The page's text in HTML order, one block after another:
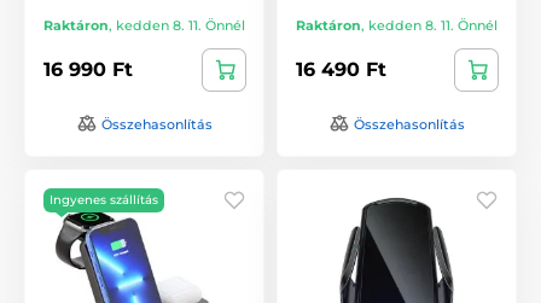
Raktáron, kedden 8. 11. Önnél
16 990 Ft
Összehasonlítás
Raktáron, kedden 8. 11. Önnél
16 490 Ft
Összehasonlítás
Ingyenes szállítás